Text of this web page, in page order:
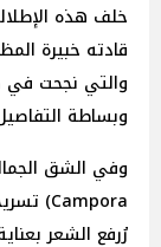
خلف هذه
والتي نجحت في
وبساطة
رُرفع الشعر